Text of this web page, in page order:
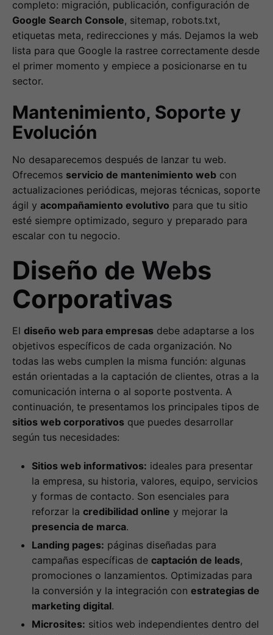
completo: migración, publicación, configuración de
Google Search Console, sitemap, robots.txt,
etiquetas meta, redirecciones y más. Dejamos la web
lista para que Google la rastree correctamente desde
el primer momento y empiece a posicionarse en tu
sector.
Mantenimiento, Soporte y
Evolución
No desaparecemos después de lanzar tu web.
Ofrecemos servicio de mantenimiento web con
actualizaciones periódicas, mejoras técnicas, soporte
ágil y acompañamiento evolutivo para que tu sitio
esté siempre optimizado, seguro y preparado para
escalar con tu negocio.
Diseño de Webs
Corporativas
El diseño web para empresas debe adaptarse a los
objetivos específicos de cada organización. No
todas las webs cumplen la misma función: algunas
están orientadas a la captación de clientes, otras a la
comunicación interna o al soporte postventa. A
continuación, te presentamos los principales tipos de
sitios web corporativos que puedes desarrollar
según tus necesidades:
Sitios web informativos: ideales para presentar
la empresa, su historia, valores, equipo, servicios
y formas de contacto. Son esenciales para
reforzar la credibilidad online y mejorar la
presencia de marca.
Landing pages: páginas diseñadas para
campañas específicas de captación de leads,
promociones o lanzamientos. Optimizadas para
la conversión y la integración con estrategias de
marketing digital.
Microsites: sitios web independientes dentro del